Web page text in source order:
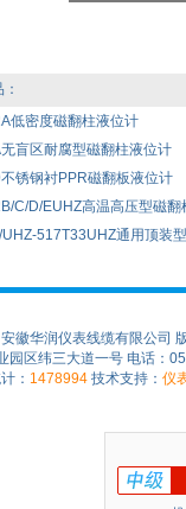
低密度磁翻柱液位计
盲区耐腐型磁翻柱液位计
锈钢衬PPR磁翻板液位计
C/D/EUHZ高温高压型磁翻
517T33UHZ通用顶装
安徽华润仪表线缆有限公司
园区纬三大道一号 电话：
： 1478994 技术支持： 仪